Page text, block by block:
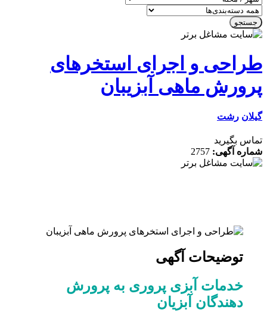
و اجرای استخرهای
ماهی آبزیبان
رشت
بگیرید
آگهی:2757
توضیحات آگهی
خدمات آبزی پروری به پرورش
دهندگان آبزیان